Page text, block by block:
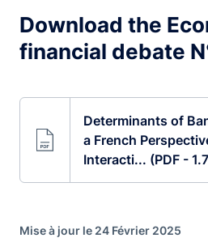
Download the
financial debate
Determinants of
a French
Interacti... (PDF -
Mise à jour le 24 Février 2025